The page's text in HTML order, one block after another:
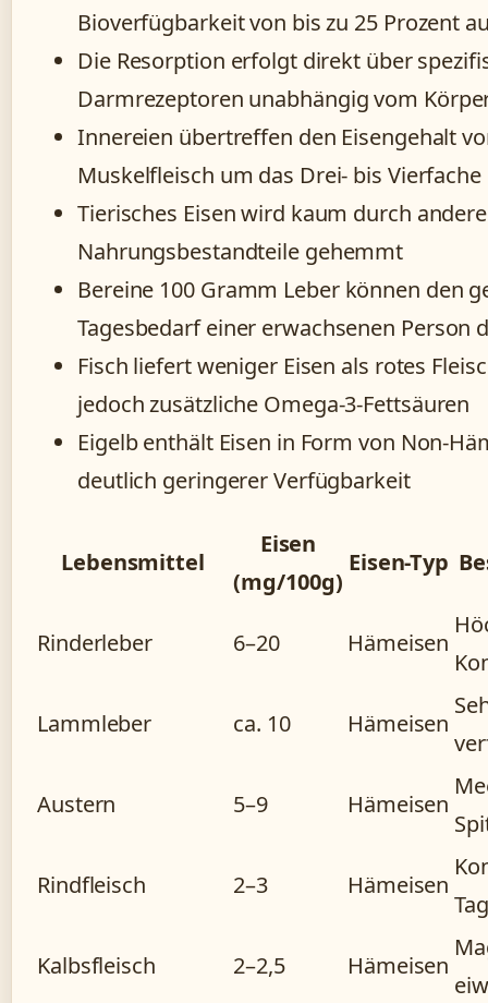
Bioverfügbarkeit von bis zu 25 Prozent
Die Resorption erfolgt direkt über
Darmrezeptoren unabhängig vom
Innereien übertreffen den Eisengehalt
Muskelfleisch um das Drei- bis Vierfache
Tierisches Eisen wird kaum durch andere
Nahrungsbestandteile gehemmt
Bereine 100 Gramm Leber können den
Tagesbedarf einer erwachsenen Person
Fisch liefert weniger Eisen als rotes
jedoch zusätzliche Omega-3-Fettsäuren
Eigelb enthält Eisen in Form von Non-
deutlich geringerer Verfügbarkeit
Lebensmittel
Eisen
(mg/100g)
Eisen-Typ
Rinderleber 6–20 Hämeisen
Lammleber ca. 10 Hämeisen
Austern 5–9 Hämeisen
Rindfleisch 2–3 Hämeisen
Kalbsfleisch 2–2,5 Hämeisen